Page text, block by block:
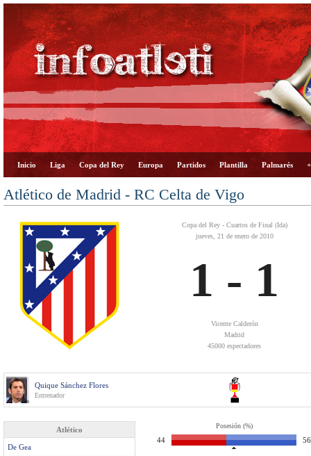
Inicio Liga Copa del Rey Europa Partidos Plantilla Palmarés
Atlético de Madrid - RC Celta de Vigo
Copa del Rey - Cuartos de Final (Ida)
jueves, 21 de enero de 2010
1 - 1
Vicente Calderón
Madrid
45000 espectadores
Quique Sánchez Flores
Entrenador
Atlético
De Gea
Posesión (%)
44 56